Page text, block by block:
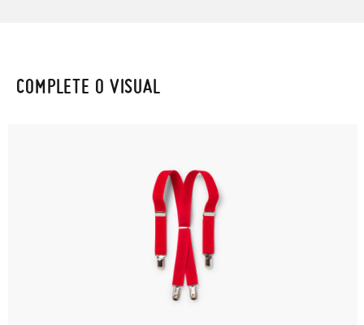
COMPLETE O VISUAL